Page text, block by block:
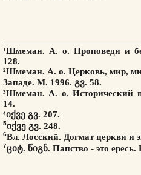
¹Шмеман. А. о. Проповеди и
128.
²Шмеман. А. о. Церковь, мир,
Западе. М. 1996. გვ. 58.
³Шмеман. А. о. Исторический
14.
⁴იქვე გვ. 207.
5იქვე გვ. 248.
6Вл. Лосский. Догмат церкви и
7ციტ. წიგნ. Папство - это